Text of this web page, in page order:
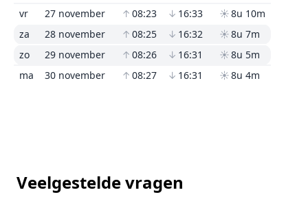
vr
27 november ↑ 08:23 ↓ 16:33 ☀8u 10m
za
28 november ↑ 08:25 ↓ 16:32 ☀8u 7m
zo
29 november ↑ 08:26 ↓ 16:31 ☀8u 5m
ma
30 november ↑ 08:27 ↓ 16:31 ☀8u 4m
Veelgestelde vragen